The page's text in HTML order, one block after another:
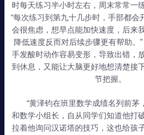
时每天练习半小时左右，周末常常一
“每次练习到第九十几步时，手部都会
会很焦虑，想早点能加快速度，后来
降低速度反而对后续步骤更有帮助。”
手发酸时动作容易变形，导致出错，
到休息，又能让大脑更好地想清楚接
节把握。
“黄泽钧在班里数学成绩名列前茅
和数学小组长，自从同学们知道他打
拉着他询问汉诺塔的技巧，这也给孩